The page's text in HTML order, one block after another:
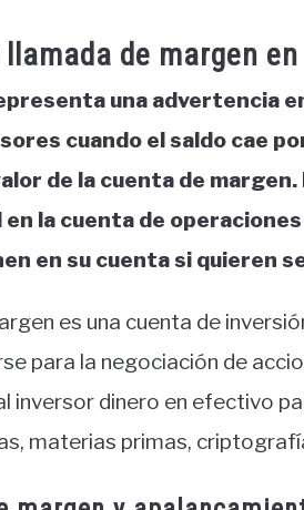
llamada de margen
una advertencia
cuando el saldo cae
de la cuenta de
la cuenta de
en su cuenta si quieren
es una cuenta de
para la negociación de
inversor dinero en efectivo
materias primas,